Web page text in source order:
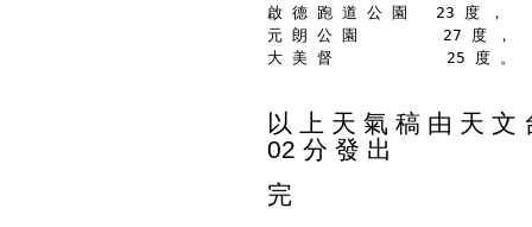
啟 德 跑 道 公 園   23 度 ，
元 朗 公 園         27 度 ，
大 美 督            25 度 。
以 上 天 氣 稿 由 天 文
02 分 發 出
完